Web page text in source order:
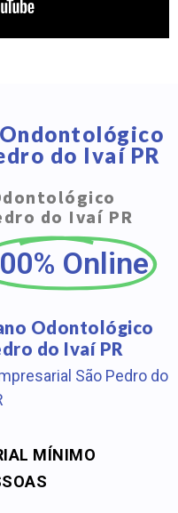
do Ivaí PR
do Ivaí PR
Online
Odontológico
do Ivaí PR
São Pedro do
MÍNIMO